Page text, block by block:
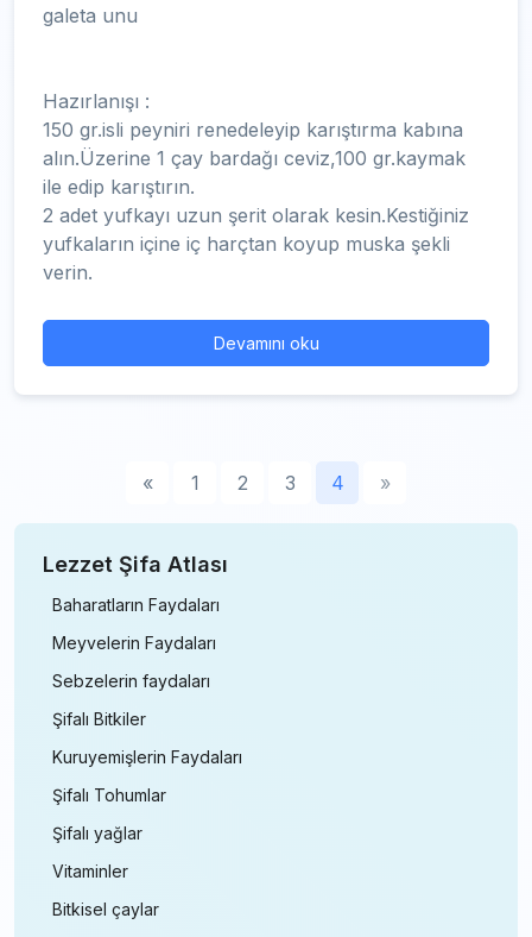
galeta unu
Hazırlanışı :
150 gr.isli peyniri renedeleyip karıştırma kabına
alın.Üzerine 1 çay bardağı ceviz,100 gr.kaymak
ile edip karıştırın.
2 adet yufkayı uzun şerit olarak kesin.Kestiğiniz
yufkaların içine iç harçtan koyup muska şekli
verin.
Devamını oku
« 1 2 3 4 »
Lezzet Şifa Atlası
Baharatların Faydaları
Meyvelerin Faydaları
Sebzelerin faydaları
Şifalı Bitkiler
Kuruyemişlerin Faydaları
Şifalı Tohumlar
Şifalı yağlar
Vitaminler
Bitkisel çaylar